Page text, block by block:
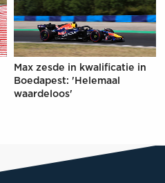
Max zesde in kwalificatie in
Boedapest: 'Helemaal
waardeloos'